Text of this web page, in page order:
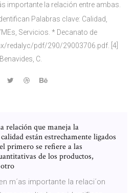
importante la relación entre ambas.
Palabras clave: Calidad,
Servicios. * Decanato de
redalyc/pdf/290/29003706.pdf. [4]
Benavides, C.
relación que maneja la
están estrechamente ligados
primero se refiere a las
de los productos,
m´as importante la relaci´on